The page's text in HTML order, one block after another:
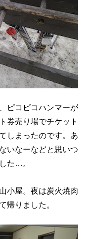
ピコピコハンマーが
券売り場でチケット
しまったのです。あ
いなーなどと思いつ
た…。
小屋。夜は炭火焼肉
帰りました。